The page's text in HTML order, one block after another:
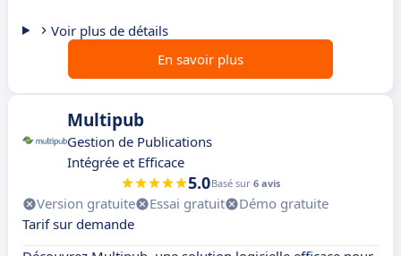
Voir plus de détails
En savoir plus
Multipub
Gestion de Publications
Intégrée et Efficace
5.0Basé sur 6 avis
Version gratuite Essai gratuit
Démo gratuite
Tarif sur demande